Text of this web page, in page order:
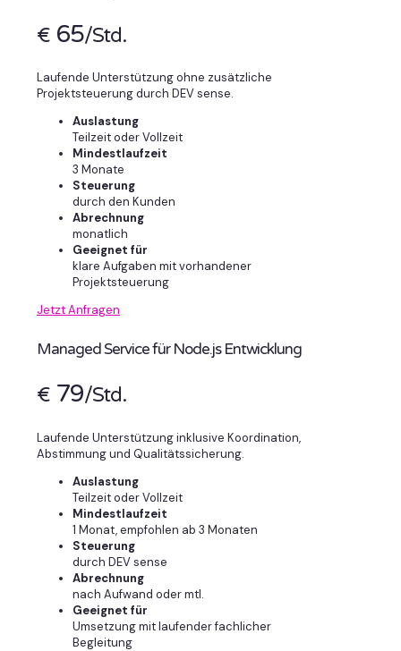
€ 65/Std.
Laufende Unterstützung ohne zusätzliche
Projektsteuerung durch DEV sense.
Auslastung
Teilzeit oder Vollzeit
Mindestlaufzeit
3 Monate
Steuerung
durch den Kunden
Abrechnung
monatlich
Geeignet für
klare Aufgaben mit vorhandener
Projektsteuerung
Jetzt Anfragen
Managed Service für Node.js Entwicklung
€ 79/Std.
Laufende Unterstützung inklusive Koordination,
Abstimmung und Qualitätssicherung.
Auslastung
Teilzeit oder Vollzeit
Mindestlaufzeit
1 Monat, empfohlen ab 3 Monaten
Steuerung
durch DEV sense
Abrechnung
nach Aufwand oder mtl.
Geeignet für
Umsetzung mit laufender fachlicher
Begleitung